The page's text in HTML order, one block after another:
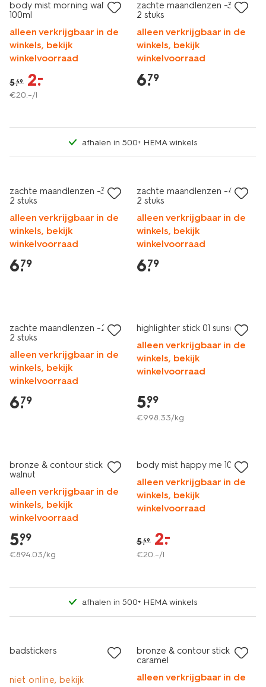
body mist morning walk
100ml
alleen verkrijgbaar in de
winkels, bekijk
winkelvoorraad
5.49 2.
–
€20.–/l
zachte maandlenzen -3.00 -
2 stuks
alleen verkrijgbaar in de
winkels, bekijk
winkelvoorraad
6.
79
afhalen in 500+ HEMA winkels
zachte maandlenzen -3.75 -
2 stuks
alleen verkrijgbaar in de
winkels, bekijk
winkelvoorraad
6.
79
zachte maandlenzen -4.00 -
2 stuks
alleen verkrijgbaar in de
winkels, bekijk
winkelvoorraad
6.
79
zachte maandlenzen -2.75 -
2 stuks
alleen verkrijgbaar in de
winkels, bekijk
winkelvoorraad
6.
79
highlighter stick 01 sunset
alleen verkrijgbaar in de
winkels, bekijk
winkelvoorraad
5.
99
€998.33/kg
bronze & contour stick 01
walnut
alleen verkrijgbaar in de
winkels, bekijk
winkelvoorraad
5.
99
€894.03/kg
vegan
body mist happy me 100ml
alleen verkrijgbaar in de
winkels, bekijk
winkelvoorraad
5.49 2.
–
€20.–/l
afhalen in 500+ HEMA winkels
badstickers
niet online, bekijk
vegan
bronze & contour stick 02
caramel
alleen verkrijgbaar in de